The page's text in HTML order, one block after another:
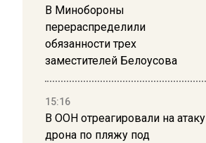
В Минобороны
перераспределили
обязанности трех
заместителей Белоусова
15:16
В ООН отреагировали на атаку
дрона по пляжу под